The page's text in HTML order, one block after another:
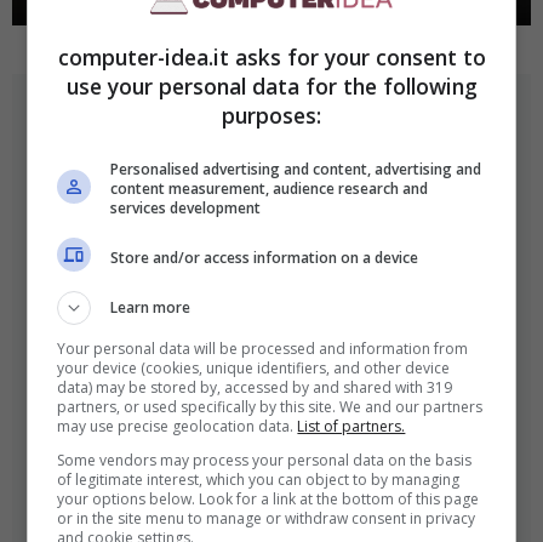
IL CALDO È IL VERO NEMICO DI
SINNER? L’INCREDIBILE
COINCIDENZA CHE PREOCCUPA I
TIFOSI
Luglio 2, 2026
computer-idea.it asks for your consent to
use your personal data for the following
purposes:
Personalised advertising and content, advertising and
content measurement, audience research and
services development
Store and/or access information on a device
Learn more
Your personal data will be processed and information from
your device (cookies, unique identifiers, and other device
data) may be stored by, accessed by and shared with 319
partners, or used specifically by this site. We and our partners
may use precise geolocation data. List of partners.
Some vendors may process your personal data on the basis
of legitimate interest, which you can object to by managing
your options below. Look for a link at the bottom of this page
or in the site menu to manage or withdraw consent in privacy
and cookie settings.